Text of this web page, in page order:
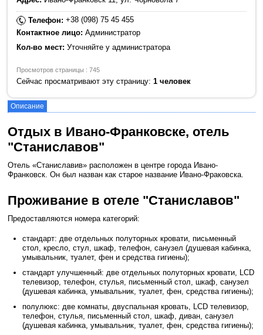
Телефон:+38 (098) 75 45 455
Контактное лицо: Администратор
Кол-во мест: Уточняйте у администратора
Просмотров страницы : 745
Сейчас просматривают эту страницу:1 человек
Описание
Отдых в Ивано-Франковске, отель
"Станиславов"
Отель «Станиславив» расположен в центре города Ивано-
Франковск. Он был назван как старое название Ивано-Фраковска.
Проживание в отеле "Станиславов"
Предоставляются номера категорий:
стандарт: две отдельных полуторных кровати, письменный
стол, кресло, стул, шкаф, телефон, санузел (душевая кабинка,
умывальник, туалет, фен и средства гигиены);
стандарт улучшенный: две отдельных полуторных кровати, LCD
телевизор, телефон, стулья, письменный стол, шкаф, санузел
(душевая кабинка, умывальник, туалет, фен, средства гигиены);
полулюкс: две комнаты, двуспальная кровать, LCD телевизор,
телефон, стулья, письменный стол, шкаф, диван, санузел
(душевая кабинка, умывальник, туалет, фен, средства гигиены);